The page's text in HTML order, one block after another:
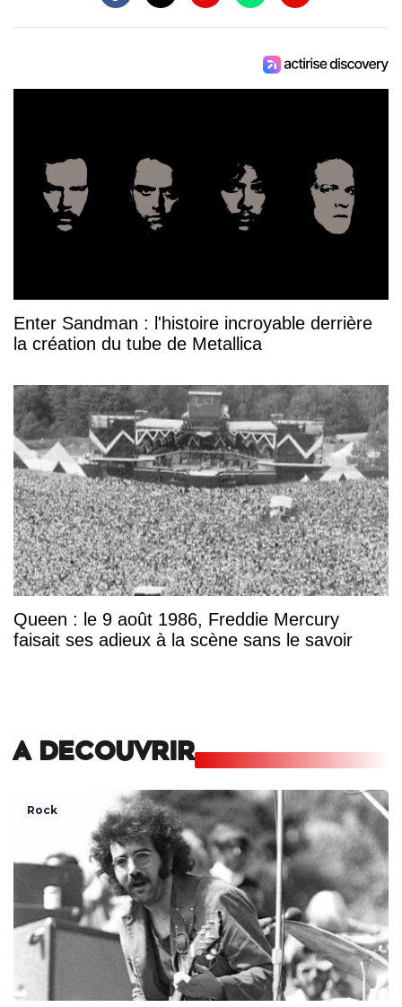
Enter Sandman : l'histoire incroyable derrière
la création du tube de Metallica
Queen : le 9 août 1986, Freddie Mercury
faisait ses adieux à la scène sans le savoir
A DECOUVRIR
Rock